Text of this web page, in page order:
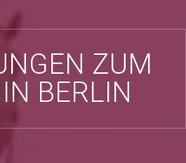
ZUM
BERLIN